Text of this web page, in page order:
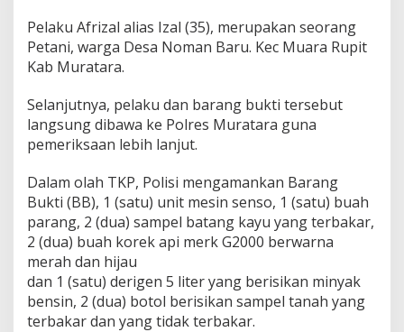
a
n
g
p
o
l
s
i
Pelaku Afrizal alias Izal (35), merupakan seorang
Petani, warga Desa Noman Baru. Kec Muara Rupit
Kab Muratara.
Selanjutnya, pelaku dan barang bukti tersebut
langsung dibawa ke Polres Muratara guna
pemeriksaan lebih lanjut.
Dalam olah TKP, Polisi mengamankan Barang
Bukti (BB), 1 (satu) unit mesin senso, 1 (satu) buah
parang, 2 (dua) sampel batang kayu yang terbakar,
2 (dua) buah korek api merk G2000 berwarna
merah dan hijau
dan 1 (satu) derigen 5 liter yang berisikan minyak
bensin, 2 (dua) botol berisikan sampel tanah yang
terbakar dan yang tidak terbakar.